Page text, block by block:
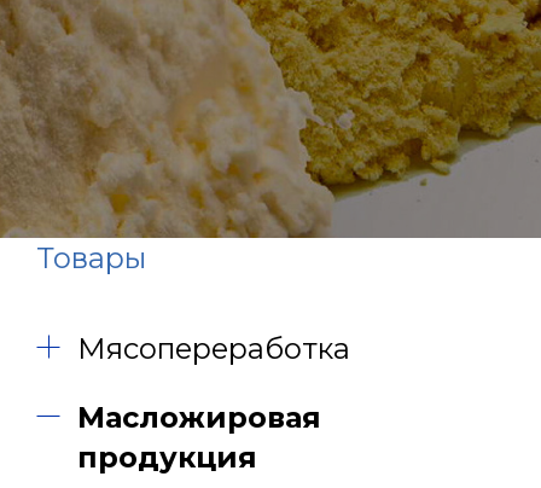
Товары
Мясопереработка
Масложировая
продукция